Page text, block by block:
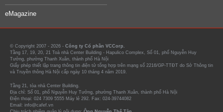
eMagazine
© Copyright 2007 - 2026 - Công ty Cổ phần VCCorp.
Tầng 17, 19, 20, 21 Toà nhà Center Building - Hapulico Complex, Số 01, phố Nguyễn Huy
Tưởng, phường Thanh Xuân, thành phố Hà Nội
Giấy phép thiết lập trang thông tin điện tử tổng hợp trên mạng số 2216/GP-TTĐT do Sở Thông tin
và Truyền thông Hà Nội cấp ngày 10 tháng 4 năm 2019.
Tầng 21, tòa nhà Center Building.
Địa chỉ: Số 01, phố Nguyễn Huy Tưởng, phường Thanh Xuân, thành phố Hà Nội
Điện thoại: 024 7309 5555 Máy lẻ 292. Fax: 024-39744082
Email: info@cafef.vn